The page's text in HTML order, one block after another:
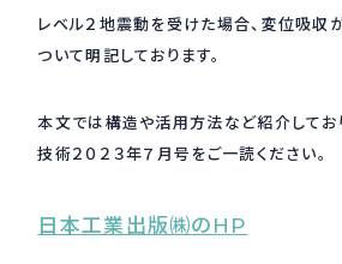
レベル２地震動を受けた場合、変位吸収
ついて明記しております。
本文では構造や活用方法など紹介してお
技術２０２３年７月号をご一読ください。
日本工業出版㈱のHP